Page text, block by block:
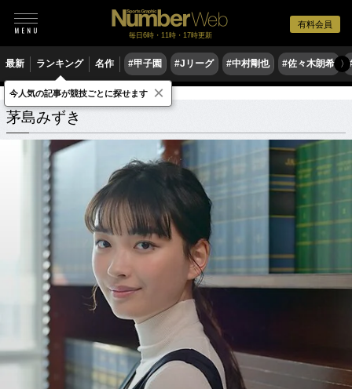
有料会員
毎日6時・11時・17時更新
最新 ランキング 名作 #甲子園 #Jリーグ #中村剛也 #佐々木朗希 〉
茅島みずき 関連記事
茅島みずき
今人気の記事が競技ごとに探せます ×